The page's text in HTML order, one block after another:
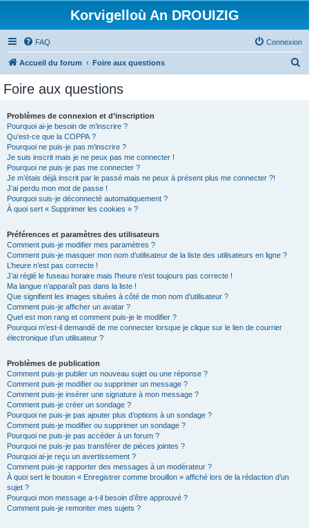
Korvigelloù An DROUIZIG
FAQ Connexion
Accueil du forum Foire aux questions
Foire aux questions
Problèmes de connexion et d’inscription
Pourquoi ai-je besoin de m’inscrire ?
Qu’est-ce que la COPPA ?
Pourquoi ne puis-je pas m’inscrire ?
Je suis inscrit mais je ne peux pas me connecter !
Pourquoi ne puis-je pas me connecter ?
Je m’étais déjà inscrit par le passé mais ne peux à présent plus me connecter ?!
J’ai perdu mon mot de passe !
Pourquoi suis-je déconnecté automatiquement ?
À quoi sert « Supprimer les cookies » ?
Préférences et paramètres des utilisateurs
Comment puis-je modifier mes paramètres ?
Comment puis-je masquer mon nom d’utilisateur de la liste des utilisateurs en ligne ?
L’heure n’est pas correcte !
J’ai réglé le fuseau horaire mais l’heure n’est toujours pas correcte !
Ma langue n’apparaît pas dans la liste !
Que signifient les images situées à côté de mon nom d’utilisateur ?
Comment puis-je afficher un avatar ?
Quel est mon rang et comment puis-je le modifier ?
Pourquoi m’est-il demandé de me connecter lorsque je clique sur le lien de courrier
électronique d’un utilisateur ?
Problèmes de publication
Comment puis-je publier un nouveau sujet ou une réponse ?
Comment puis-je modifier ou supprimer un message ?
Comment puis-je insérer une signature à mon message ?
Comment puis-je créer un sondage ?
Pourquoi ne puis-je pas ajouter plus d’options à un sondage ?
Comment puis-je modifier ou supprimer un sondage ?
Pourquoi ne puis-je pas accéder à un forum ?
Pourquoi ne puis-je pas transférer de pièces jointes ?
Pourquoi ai-je reçu un avertissement ?
Comment puis-je rapporter des messages à un modérateur ?
À quoi sert le bouton « Enregistrer comme brouillon » affiché lors de la rédaction d’un
sujet ?
Pourquoi mon message a-t-il besoin d’être approuvé ?
Comment puis-je remonter mes sujets ?